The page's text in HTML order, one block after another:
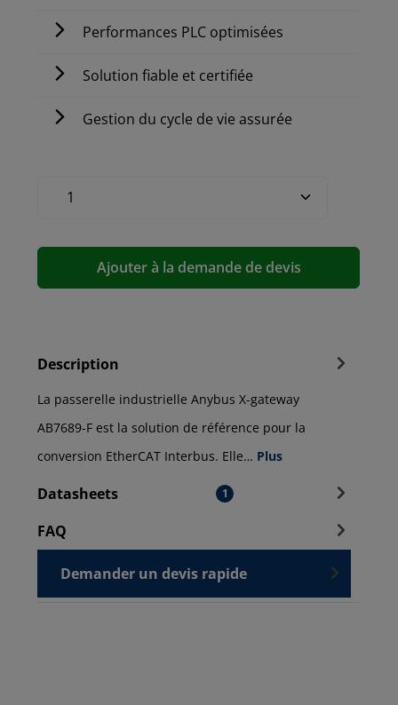
Performances PLC optimisées
Solution fiable et certifiée
Gestion du cycle de vie assurée
Ajouter à la demande de devis
Description
La passerelle industrielle Anybus X-gateway
AB7689-F est la solution de référence pour la
conversion EtherCAT Interbus. Elle… Plus
Datasheets 1
FAQ
Demander un devis rapide